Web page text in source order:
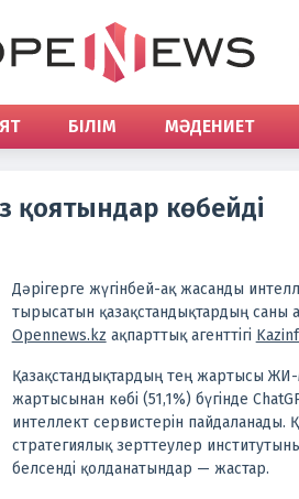
БІЛІМ МӘДЕНИЕТ
қоятындар көбейді
Дәрігерге жүгінбей-ақ жасанды
тырысатын қазақстандықтардың саны
Opennews.kz ақпарттық агенттігі
Қазақстандықтардың тең жартысы ЖИ-
жартысынан көбі (51,1%) бүгінде
интеллект сервистерін пайдаланады.
стратегиялық зерттеулер
белсенді қолданатындар — жастар.